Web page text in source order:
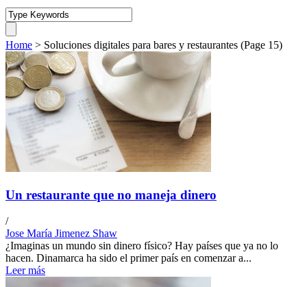
Home > Soluciones digitales para bares y restaurantes (Page 15)
Un restaurante que no maneja dinero
/
Jose María Jimenez Shaw
¿Imaginas un mundo sin dinero físico? Hay países que ya no lo
hacen. Dinamarca ha sido el primer país en comenzar a...
Leer más